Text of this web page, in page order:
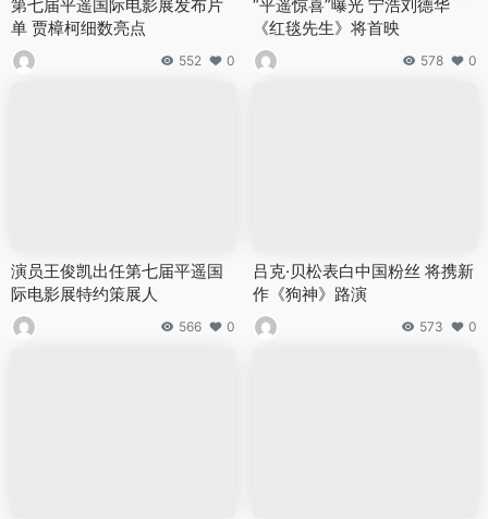
第七届平遥国际电影展发布片
单 贾樟柯细数亮点
552 0
“平遥惊喜”曝光 宁浩刘德华
《红毯先生》将首映
578 0
演员王俊凯出任第七届平遥国
际电影展特约策展人
566 0
吕克·贝松表白中国粉丝 将携新
作《狗神》路演
573 0